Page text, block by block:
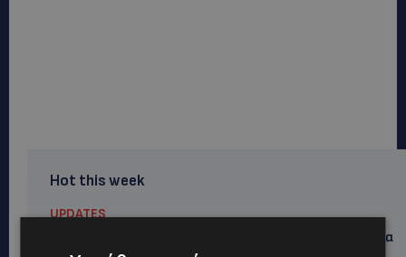
Hot this week
UPDATES
ΛΕΩΦΟΡΟΣ ΤΣΕΡΙΟΥ: Άνοιξε ο δρόμος, αλλά άρχισαν τα